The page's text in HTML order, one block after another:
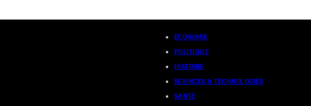
ÉCONOMIE
POLITIQUE
HISTOIRE
SCIENCES & TECHNOLOGIES
SANTÉ